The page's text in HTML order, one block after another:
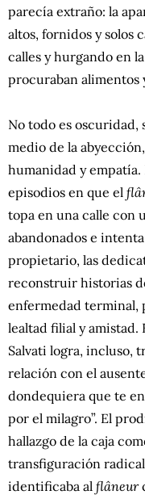
parecía extraño: la
altos, fornidos y solos
calles y hurgando en
procuraban alimentos
No todo es oscuridad,
medio de la
humanidad y empatía.
episodios en que el
topa en una calle con
abandonados e
propietario, las
reconstruir historias
enfermedad terminal,
lealtad filial y amistad.
Salvati logra, incluso,
relación con el
dondequiera que te
por el milagro”. El
hallazgo de la caja
transfiguración
identificaba al flâneur